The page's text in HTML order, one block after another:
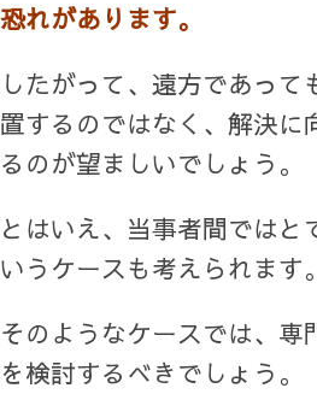
恐れがあります。
したがって、遠方であっ
置するのではなく、解決に
るのが望ましいでしょう。
とはいえ、当事者間ではと
いうケースも考えられます。
そのようなケースでは、専
を検討するべきでしょう。